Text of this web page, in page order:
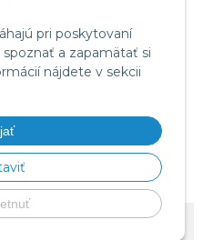
pri poskytovaní
a zapamätať si
nájdete v sekcii
nás
technika - Celimed s.r.o.